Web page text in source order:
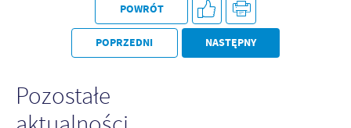
POWRÓT
POPRZEDNI NASTĘPNY
Pozostałe